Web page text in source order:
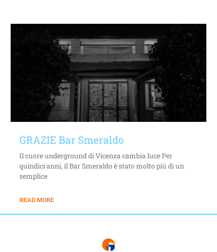
GRAZIE Bar Smeraldo
Il cuore underground di Vicenza cambia luce Per
quindici anni, il Bar Smeraldo è stato molto più di un
semplice
READ MORE